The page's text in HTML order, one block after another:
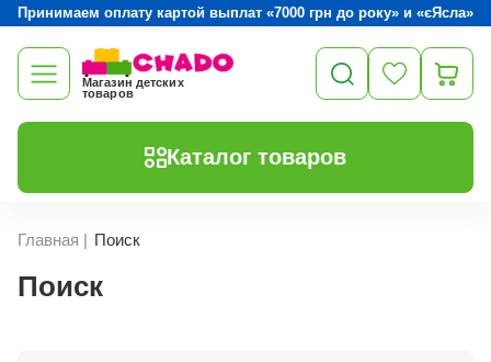
Принимаем оплату картой выплат «7000 грн до року» и «єЯсла»
Магазин детских
товаров
Каталог товаров
Главная | Поиск
Поиск